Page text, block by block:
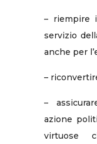
– riempire
servizio
anche per
–
–
azione
virtuose